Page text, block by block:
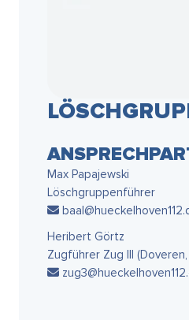
Max Papajewski
Löschgruppenführer
Heribert Görtz
Zugführer Zug III (Doveren,